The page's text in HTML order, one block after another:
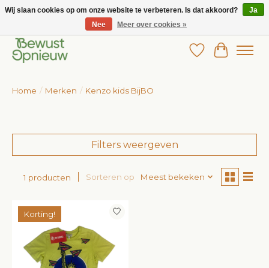
Wij bieden het grootste aanbod in betaalbare kinderkleding!
Verlanglijst
Home / Merken / Kenzo kids BijBO
Filters weergeven
1 producten Sorteren op Meest bekeken
Korting!
Wij slaan cookies op om onze website te verbeteren. Is dat akkoord?
Ja
Nee
Meer over cookies »